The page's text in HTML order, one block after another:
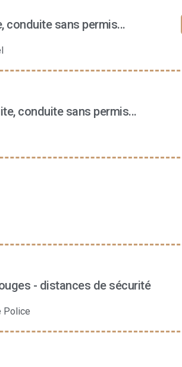
conduite sans permis...
conduite sans permis...
- distances de sécurité
Police